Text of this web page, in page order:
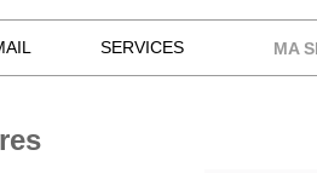
SERVICES MA